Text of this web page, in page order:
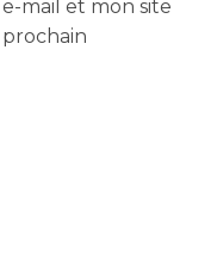
mail et mon site